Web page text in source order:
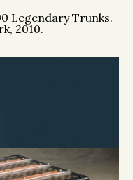
Legendary Trunks.
2010.